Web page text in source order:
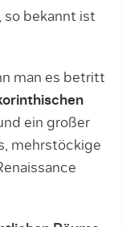
so bekannt ist
man es betritt
ein großer
mehrstöckige